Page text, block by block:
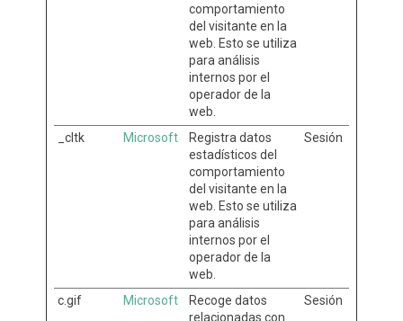
comportamiento
del visitante en la
web. Esto se utiliza
para análisis
internos por el
operador de la
web.
_cltk Microsoft
Registra datos
estadísticos del
comportamiento
del visitante en la
web. Esto se utiliza
para análisis
internos por el
operador de la
web.
Sesión
c.gif Microsoft
Recoge datos
relacionadas con
Sesión